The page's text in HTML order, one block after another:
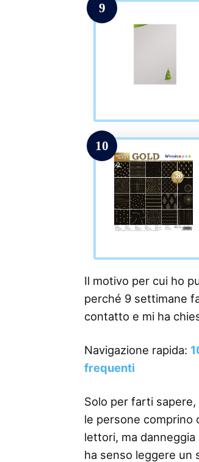
9
10
Il motivo per cui ho
perché 9 settimane
contatto e mi ha
Navigazione rapida:
frequenti
Solo per farti
le persone comprino
lettori, ma
ha senso leggere un